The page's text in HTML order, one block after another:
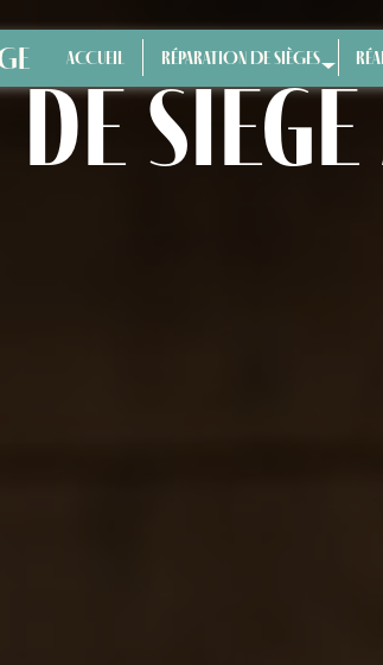
ACCUEIL RÉPARATION DE SIÈGES
siège